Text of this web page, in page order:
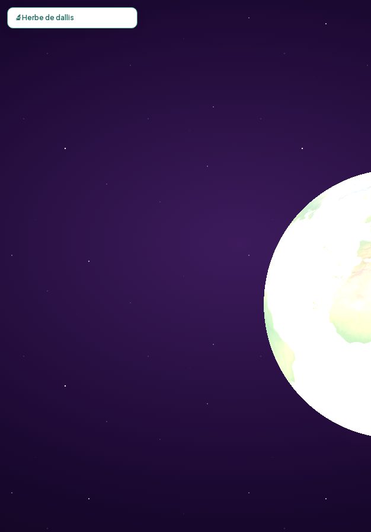
Carte d'observation du Herbe de dallis (Paspalum dilatatum) - Conservation Nature
🔬Herbe de dallis